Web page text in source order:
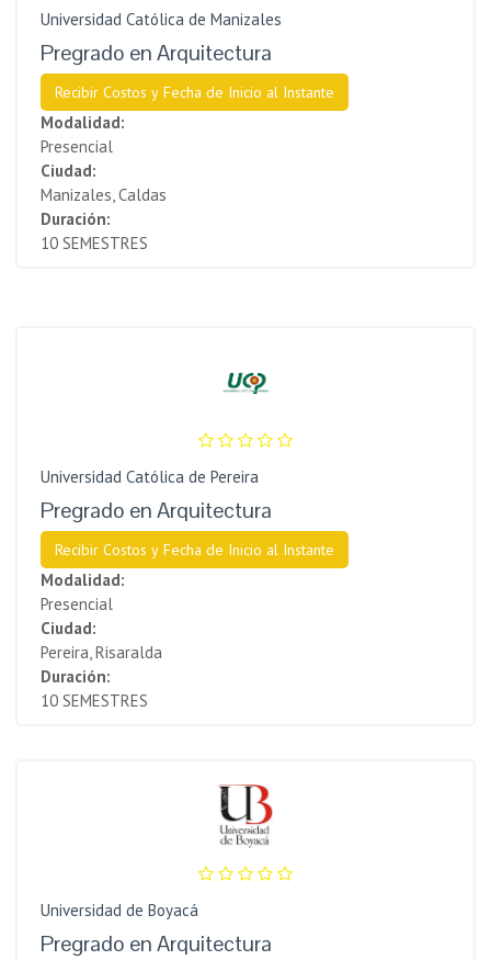
Universidad Católica de Manizales
Pregrado en Arquitectura
Recibir Costos y Fecha de Inicio al Instante
Modalidad:
Presencial
Ciudad:
Manizales, Caldas
Duración:
10 SEMESTRES
Universidad Católica de Pereira
Pregrado en Arquitectura
Recibir Costos y Fecha de Inicio al Instante
Modalidad:
Presencial
Ciudad:
Pereira, Risaralda
Duración:
10 SEMESTRES
Universidad de Boyacá
Pregrado en Arquitectura